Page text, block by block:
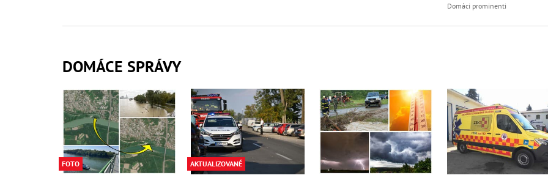
Domáci prominenti
DOMÁCE SPRÁVY
FOTO AKTUALIZOVANÉ